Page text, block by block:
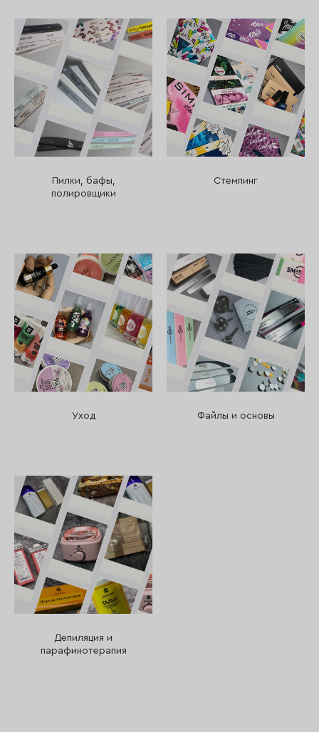
Пилки, бафы,
полировщики
Стемпинг
Уход Файлы и основы
Депиляция и
парафинотерапия